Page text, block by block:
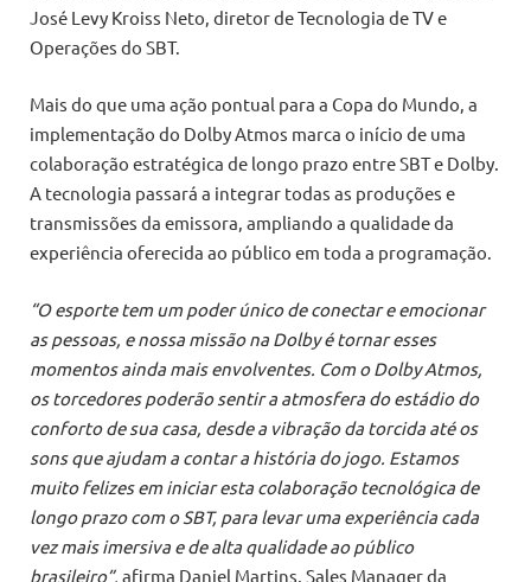
José Levy Kroiss Neto, diretor de Tecnologia de TV e
Operações do SBT.
Mais do que uma ação pontual para a Copa do Mundo, a
implementação do Dolby Atmos marca o início de uma
colaboração estratégica de longo prazo entre SBT e Dolby.
A tecnologia passará a integrar todas as produções e
transmissões da emissora, ampliando a qualidade da
experiência oferecida ao público em toda a programação.
“O esporte tem um poder único de conectar e emocionar
as pessoas, e nossa missão na Dolby é tornar esses
momentos ainda mais envolventes. Com o Dolby Atmos,
os torcedores poderão sentir a atmosfera do estádio do
conforto de sua casa, desde a vibração da torcida até os
sons que ajudam a contar a história do jogo. Estamos
muito felizes em iniciar esta colaboração tecnológica de
longo prazo com o SBT, para levar uma experiência cada
vez mais imersiva e de alta qualidade ao público
brasileiro”, afirma Daniel Martins, Sales Manager da